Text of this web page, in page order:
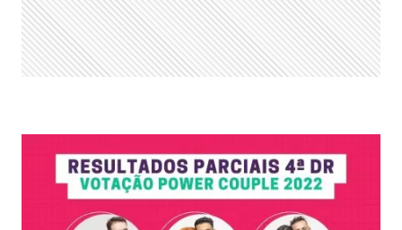
DISPUTA
ESTÁ
ACIRRADA